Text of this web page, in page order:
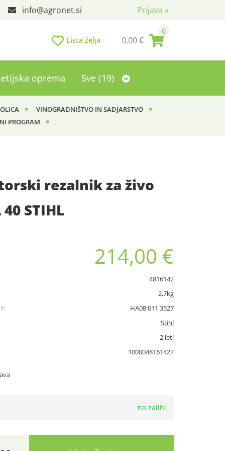
Prijava »
info agronet.si
0
0,00€
Lista želja
oprema Sve (19)
VINOGRADNIŠTVO IN SADJARSTVO
PROGRAM
rezalnik za živo
STIHL
214,00 €
4816142
2,7kg
HA08 011 3527
Stihl
2 leti
1000048161427
na zalihi